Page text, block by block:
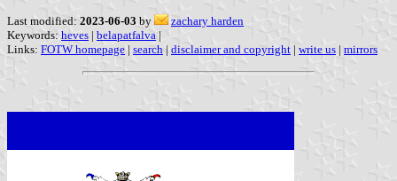
Last modified: 2023-06-03 by
zachary harden
Keywords: heves | belapatfalva |
Links: FOTW homepage | search | disclaimer and copyright | write us | mirrors